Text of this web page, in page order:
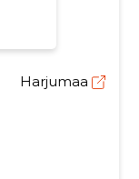
Harjumaa